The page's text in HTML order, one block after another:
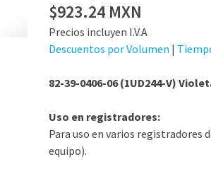
$923.24 MXN
Precios incluyen I.V.A
Descuentos por Volumen |
82-39-0406-06 (1UD244-V)
Uso en registradores:
Para uso en varios registradores
equipo).